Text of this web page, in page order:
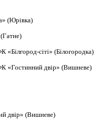
(Юрівка)
сіті» (Білогородка)
«Гостинний двір» (Вишневе)
двір» (Вишневе)